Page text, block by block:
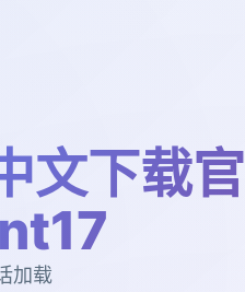
文下载官
加载